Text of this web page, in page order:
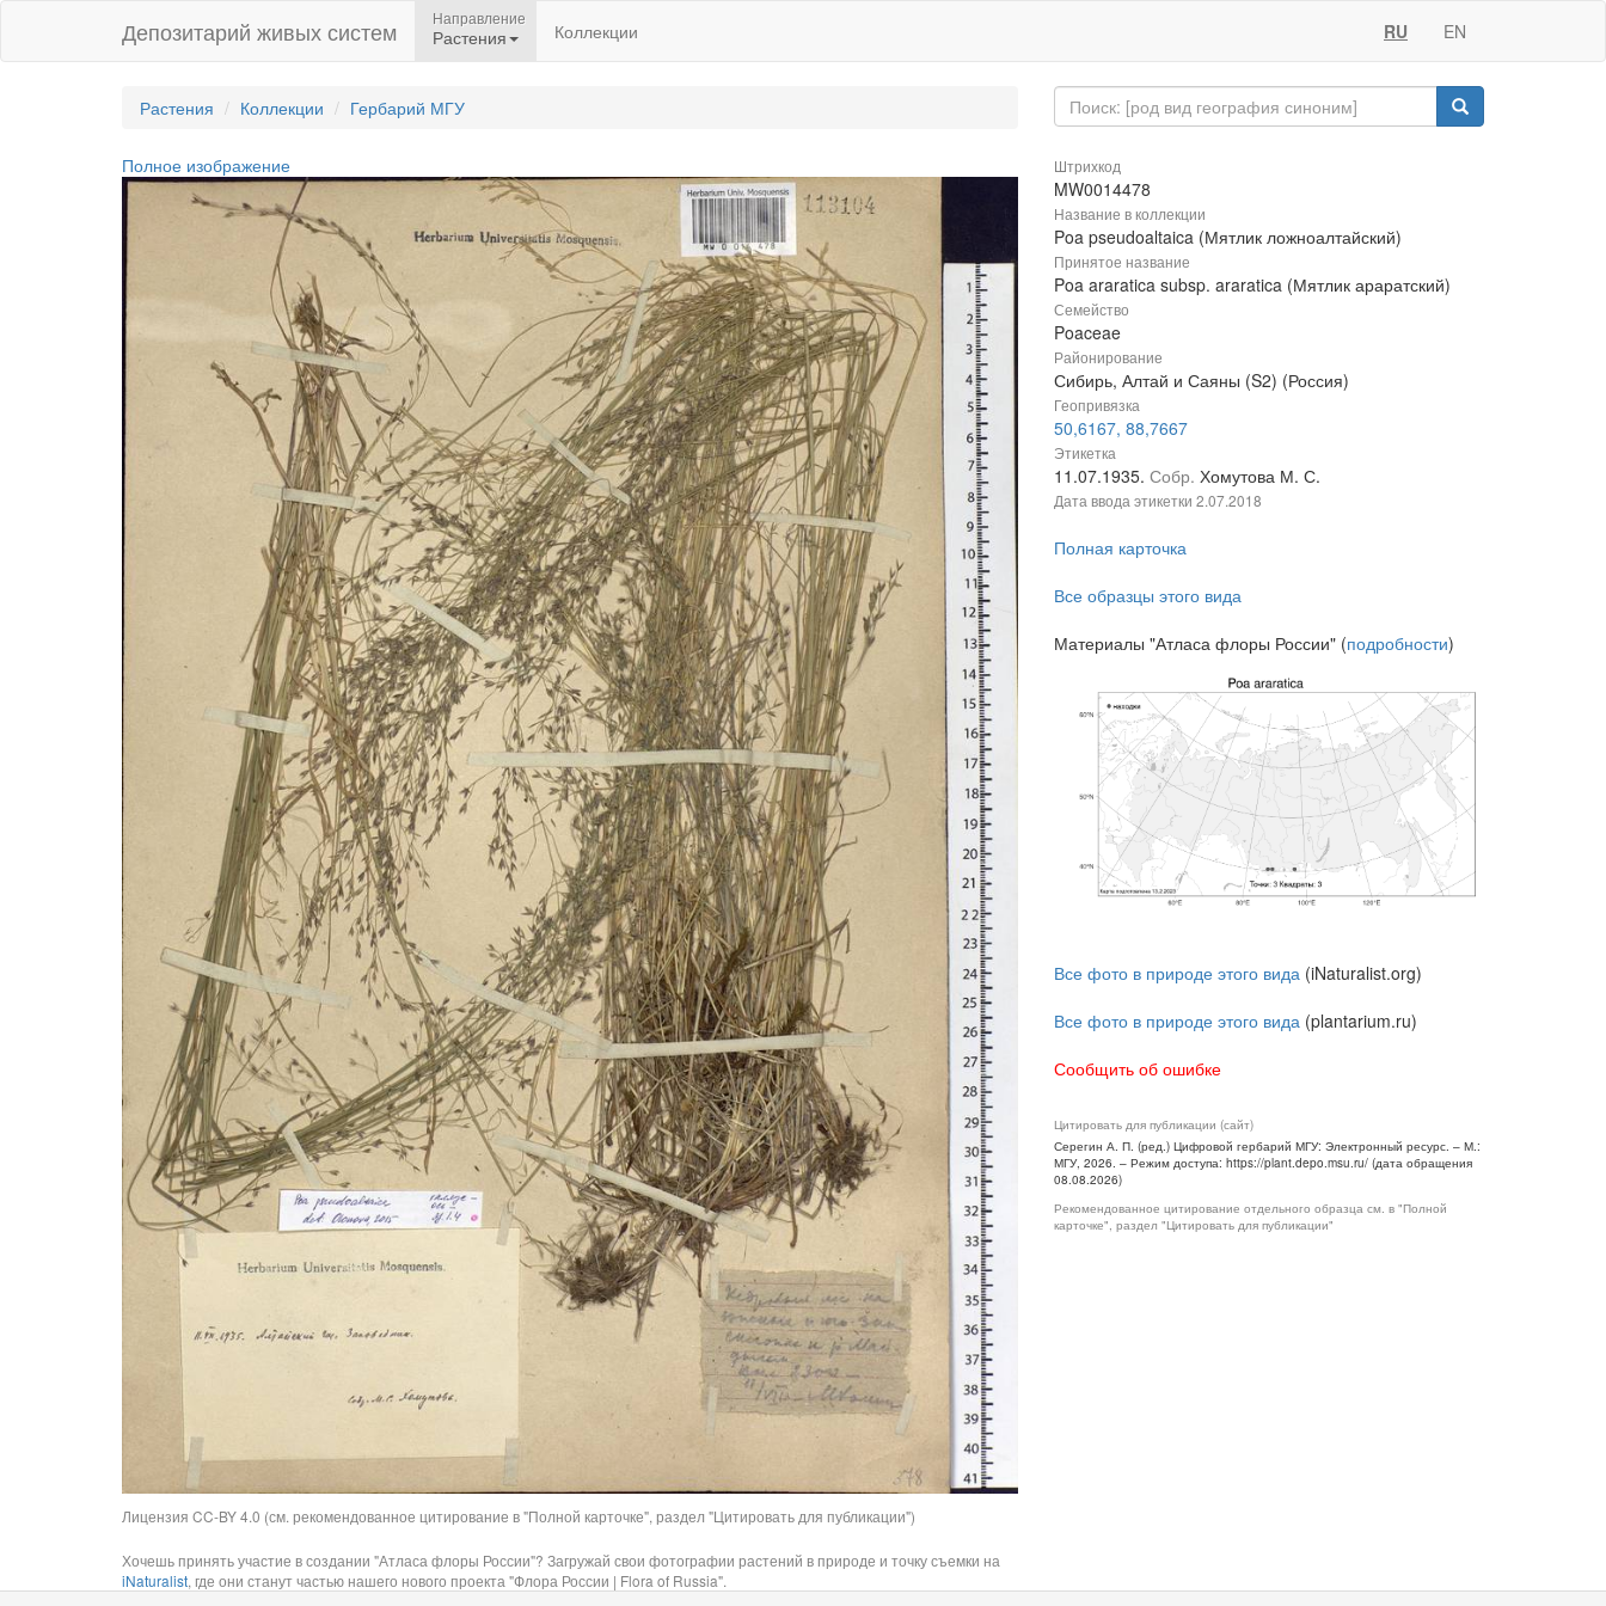
Депозитарий живых систем Направление
Растения Коллекции RU EN
Растения Коллекции Гербарий МГУ
Полное изображение
Лицензия CC-BY 4.0 (см. рекомендованное цитирование в "Полной карточке", раздел "Цитировать для публикации")
Хочешь принять участие в создании "Атласа флоры России"? Загружай свои фотографии растений в природе и точку съемки на
iNaturalist, где они станут частью нашего нового проекта "Флора России | Flora of Russia".
Штрихкод
MW0014478
Название в коллекции
Poa pseudoaltaica (Мятлик ложноалтайский)
Принятое название
Poa araratica subsp. araratica (Мятлик араратский)
Семейство
Poaceae
Районирование
Сибирь, Алтай и Саяны (S2) (Россия)
Геопривязка
50,6167, 88,7667
Этикетка
11.07.1935. Собр. Хомутова М. С.
Дата ввода этикетки 2.07.2018
Полная карточка
Все образцы этого вида
Материалы "Атласа флоры России" (подробности)
Все фото в природе этого вида (iNaturalist.org)
Все фото в природе этого вида (plantarium.ru)
Сообщить об ошибке
Цитировать для публикации (сайт)
Серегин А. П. (ред.) Цифровой гербарий МГУ: Электронный ресурс. – М.:
МГУ, 2026. – Режим доступа: https://plant.depo.msu.ru/ (дата обращения
08.08.2026)
Рекомендованное цитирование отдельного образца см. в "Полной
карточке", раздел "Цитировать для публикации"